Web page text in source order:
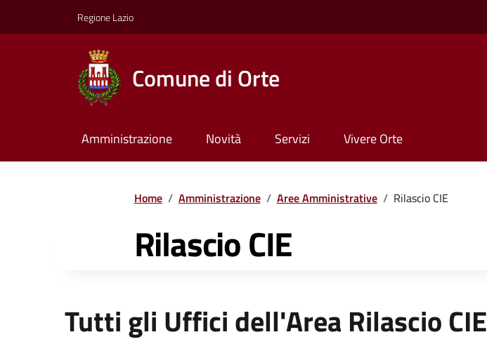
Regione Lazio
Comune di Orte
Amministrazione Novità Servizi Vivere Orte
Home / Amministrazione / Aree Amministrative / Rilascio CIE
Rilascio CIE
Tutti gli Uffici dell'Area Rilascio CIE